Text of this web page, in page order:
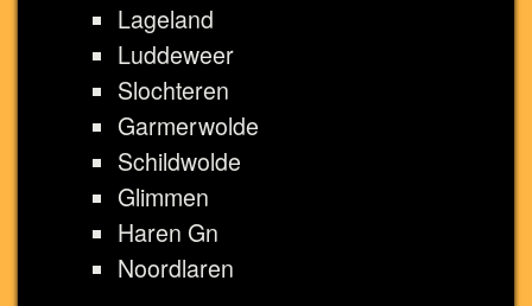
Lageland
Luddeweer
Slochteren
Garmerwolde
Schildwolde
Glimmen
Haren Gn
Noordlaren